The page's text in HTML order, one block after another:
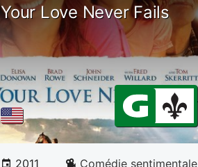
Your Love Never Fails
2011 Comédie sentimentale